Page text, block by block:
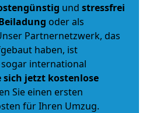
und stressfrei
oder als
Partnernetzwerk, das
haben, ist
international
sich jetzt kostenlose
Sie einen ersten
für Ihren Umzug.